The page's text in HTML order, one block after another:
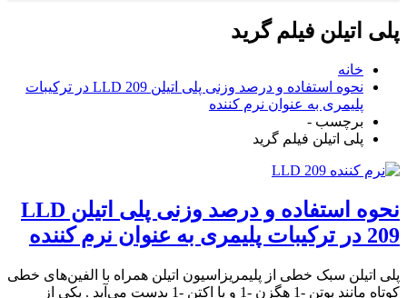
پلی اتیلن فیلم گرید
خانه
نحوه استفاده و درصد وزنی پلی اتیلن LLD 209 در ترکیبات
پلیمری به عنوان نرم کننده
برچسب -
پلی اتیلن فیلم گرید
نحوه استفاده و درصد وزنی پلی اتیلن LLD
209 در ترکیبات پلیمری به عنوان نرم کننده
پلی اتیلن سبک خطی از پلیمریزاسیون اتیلن همراه با الفین‌های خطی
کوتاه مانند بوتن -1 هگزن -1 و یا اکتن -1 بدست می‌آید . یکی از